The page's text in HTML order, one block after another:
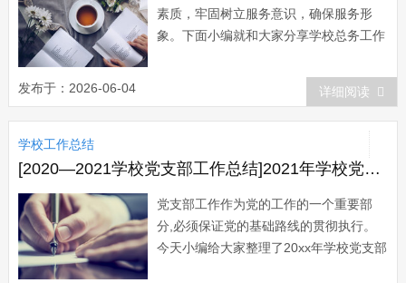
素质，牢固树立服务意识，确保服务形
象。下面小编就和大家分享学校总务工作
总结 总务处在院党委和院行政的正确
领导下，全体人员共同努力、辛勤工作。
围绕“服务为本，保障优先”这一思想积极
发布于：2026-06-04 详细阅读
学校工作总结
[2020—2021学校党支部工作总结]2021年学校党支部工作总结
党支部工作作为党的工作的一个重要部
分,必须保证党的基础路线的贯彻执行。
今天小编给大家整理了20xx年学校党支部